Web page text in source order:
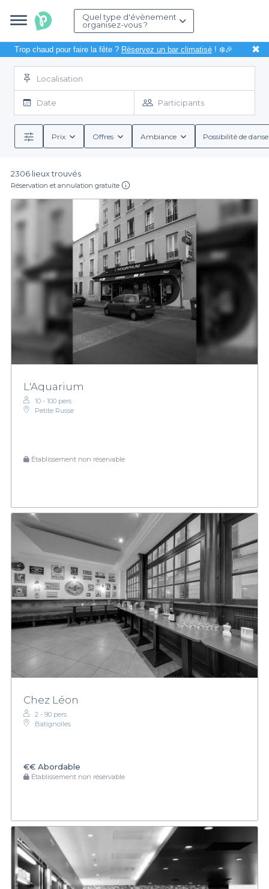
Quel type d'évènement
organisez-vous ?
Trop chaud pour faire la fête ? Réservez un bar climatisé! ❄️🎉 ✖
Localisation
Date Participants
Prix Offres Ambiance Possibilité de
2306 lieux trouvés
Réservation et annulation gratuite
L'Aquarium
10 - 100 pers.
Petite Russe
Établissement non réservable
Chez Léon
2 - 90 pers.
Batignolles
€€ Abordable
Établissement non réservable